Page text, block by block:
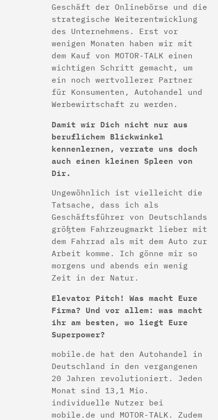
Geschäft der Onlinebörse und die
strategische Weiterentwicklung
des Unternehmens. Erst vor
wenigen Monaten haben wir mit
dem Kauf von MOTOR-TALK einen
wichtigen Schritt gemacht, um
ein noch wertvollerer Partner
für Konsumenten, Autohandel und
Werbewirtschaft zu werden.
Damit wir Dich nicht nur aus
beruflichem Blickwinkel
kennenlernen, verrate uns doch
auch einen kleinen Spleen von
Dir.
Ungewöhnlich ist vielleicht die
Tatsache, dass ich als
Geschäftsführer von Deutschlands
größtem Fahrzeugmarkt lieber mit
dem Fahrrad als mit dem Auto zur
Arbeit komme. Ich gönne mir so
morgens und abends ein wenig
Zeit in der Natur.
Elevator Pitch! Was macht Eure
Firma? Und vor allem: was macht
ihr am besten, wo liegt Eure
Superpower?
mobile.de hat den Autohandel in
Deutschland in den vergangenen
20 Jahren revolutioniert. Jeden
Monat sind 13,1 Mio.
individuelle Nutzer bei
mobile.de und MOTOR-TALK. Zudem